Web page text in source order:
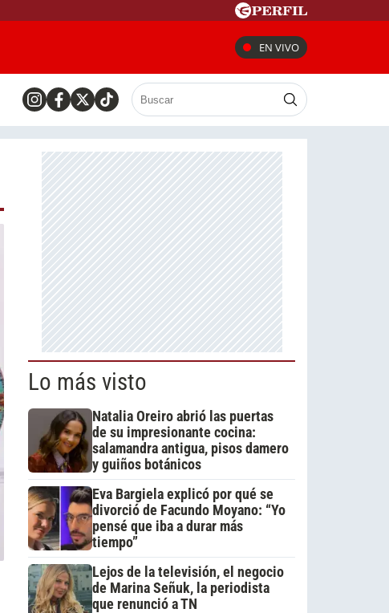
EN VIVO
Lo más visto
Natalia Oreiro abrió las puertas
de su impresionante cocina:
salamandra antigua, pisos damero
y guiños botánicos
Eva Bargiela explicó por qué se
divorció de Facundo Moyano: “Yo
pensé que iba a durar más
tiempo”
Lejos de la televisión, el negocio
de Marina Señuk, la periodista
que renunció a TN